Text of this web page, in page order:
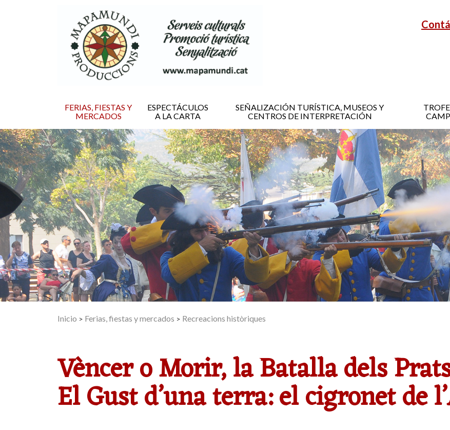
FERIAS, FIESTAS Y
MERCADOS
ESPECTÁCULOS
A LA CARTA
SEÑALIZACIÓN TURÍSTICA, MUSEOS Y
CENTROS DE INTERPRETACIÓN
Inicio > Ferias, fiestas y mercados > Recreacions històriques
Vèncer o Morir, la Batalla dels
El Gust d’una terra: el cigronet de